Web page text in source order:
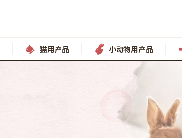
猫用产品 小动物用产品